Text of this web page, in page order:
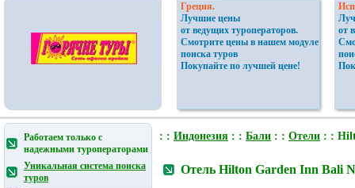
Греция.
Лучшие цены
от ведущих туроператоров.
Смотрите цены в нашем модуле
поиска туров
Покупайте по лучшей цене!
от
Работаем только с
надежными туроператорами
Уникальная система поиска
туров
: : Индонезия : : Бали : : Отели : :
Отель Hilton Garden Inn Bali